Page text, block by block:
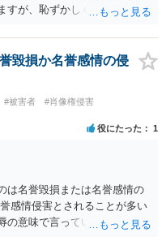
るものではありません。 もっ
を担当した事実を記載した
行為まで当然に禁止できると
常のSNSへの無断掲載と同
定可能性等から判断されま
ていることは、違法性を認
像権侵害となるわけではあ
ット、デザイナーの利用規約
含む画面の複製・SNS掲載
とをお勧めします。すでに
面を保存してから削除を求め
すが、恥ずかしくないのだろ
毀損か名誉感情の侵
#被害者
#肖像権侵害
役にたった 1
は名誉毀損または名誉感情の
感情侵害とされることが多い
の意味で言っている点も加味